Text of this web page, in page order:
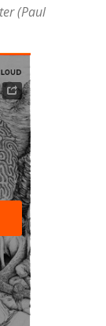
(Paul